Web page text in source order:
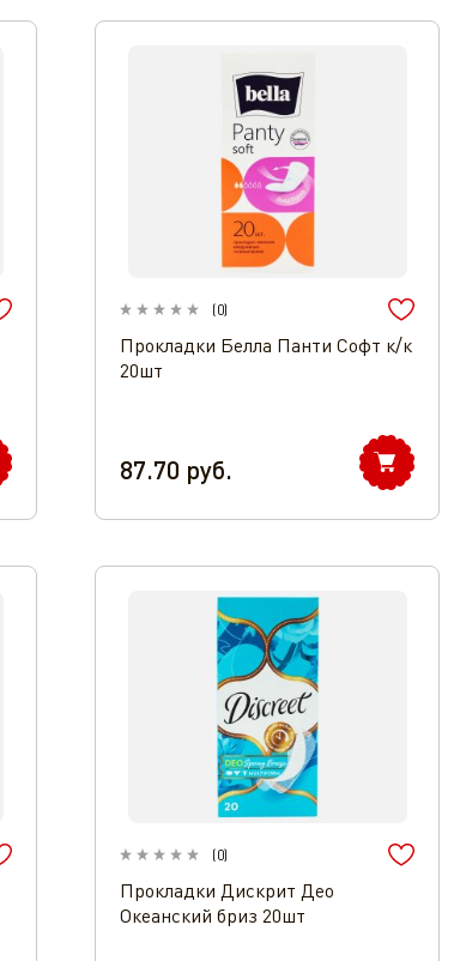
(0)
Прокладки Белла Панти Софт к/к
20шт
87.70 руб.
(0)
Прокладки Дискрит Део
Океанский бриз 20шт